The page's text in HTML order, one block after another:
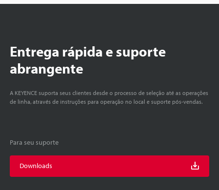
Entrega rápida e suporte
abrangente
A KEYENCE suporta seus clientes desde o processo de seleção até as operações
de linha, através de instruções para operação no local e suporte pós-vendas.
Para seu suporte
Downloads